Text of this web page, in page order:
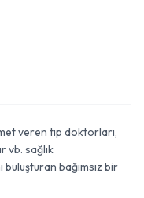
veren tıp doktorları,
vb. sağlık
bağımsız bir